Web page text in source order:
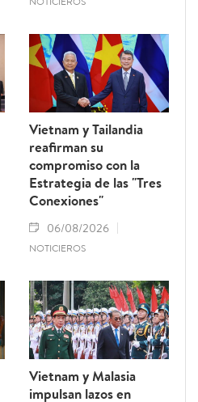
Vietnam y Tailandia
reafirman su
compromiso con la
Estrategia de las "Tres
Conexiones"
06/08/2026
NOTICIEROS
Vietnam y Malasia
impulsan lazos en